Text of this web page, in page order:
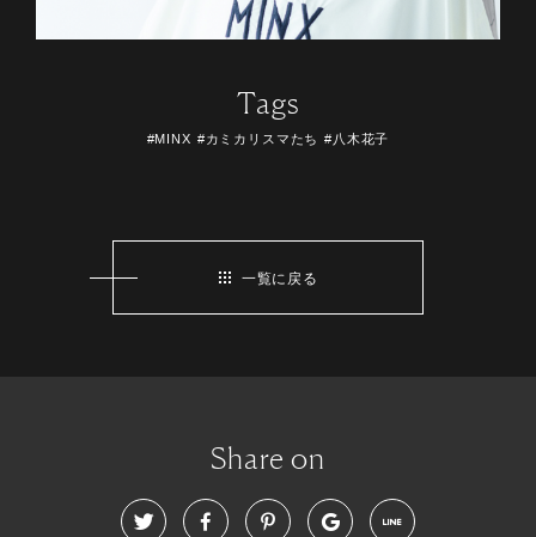
Tags
#MINX #カミカリスマたち #八木花子
一覧に戻る
Share on